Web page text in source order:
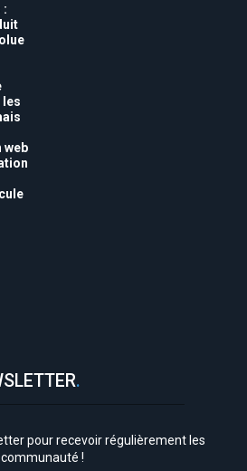
:
les
web
.
pour recevoir régulièrement les
!